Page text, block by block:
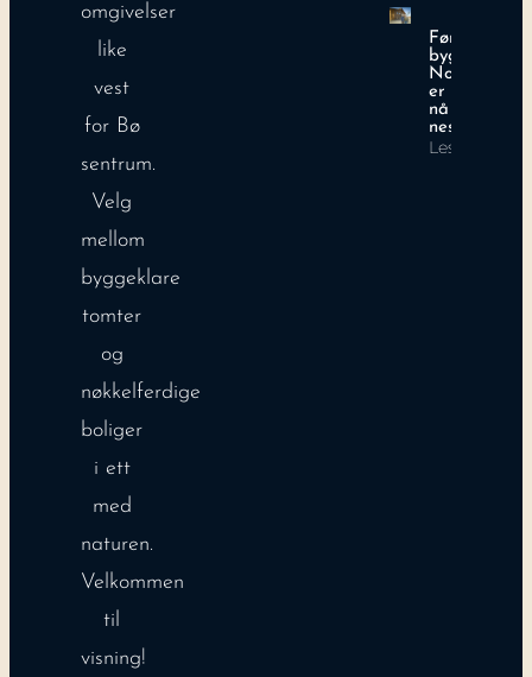
omgivelser
like
vest
for Bø
sentrum.
Velg
mellom
byggeklare
tomter
og
nøkkelferdige
boliger
i ett
med
naturen.
Velkommen
til
visning!
Første
byggetrinn i
er utsolgt –
nå starter vi
neste!
Les mer